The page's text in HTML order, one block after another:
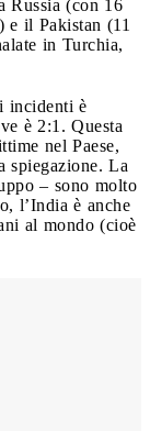
Russia (con 16
e il Pakistan (11
in Turchia,
incidenti è
è 2:1. Questa
nel Paese,
spiegazione. La
– sono molto
l’India è anche
al mondo (cioè